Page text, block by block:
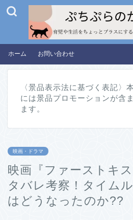
ホーム お問い合わせ
〈景品表示法に基づく表記〉
には景品プロモーションが含
ます。
映画・ドラマ
映画『ファーストキ
タバレ考察！タイム
はどうなったのか??